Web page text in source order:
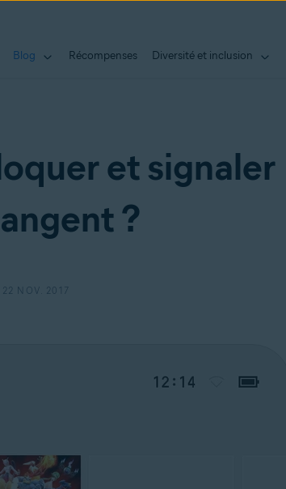
Blog Récompenses Diversité et inclusion
et signaler
?
22 NOV. 2017